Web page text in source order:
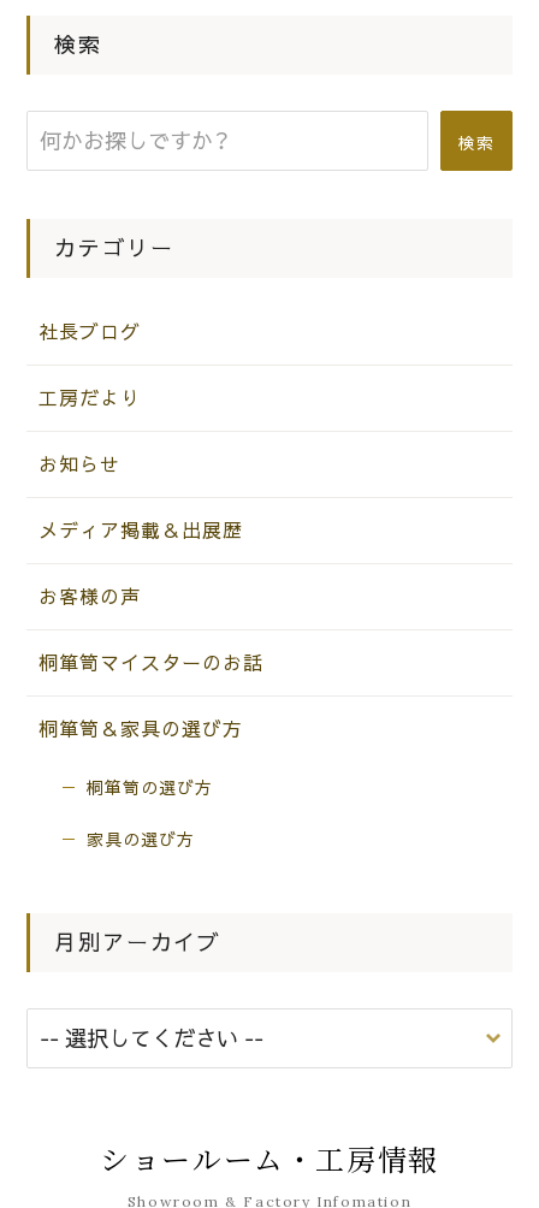
が作る ほんまもんの桐箪笥（桐たん
す）を今年もお伝えします！！
検索
検索
カテゴリー
社長ブログ
工房だより
お知らせ
メディア掲載＆出展歴
お客様の声
桐箪笥マイスターのお話
桐箪笥＆家具の選び方
桐箪笥の選び方
家具の選び方
月別アーカイブ
ショールーム・工房情報
Showroom & Factory Infomation